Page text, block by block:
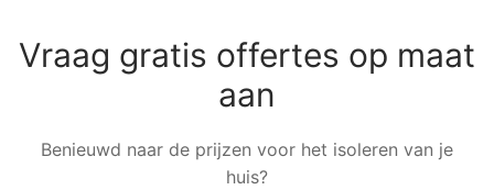
Vraag gratis offertes op maat
aan
Benieuwd naar de prijzen voor het isoleren van je
huis?